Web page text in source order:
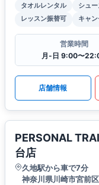
タオルレンタル シュ
レッスン振替可
キャ
営業時間
月-日 9:00〜
店舗情報
PERSONAL
台店
久地駅から車で7分
神奈川県川崎市宮前